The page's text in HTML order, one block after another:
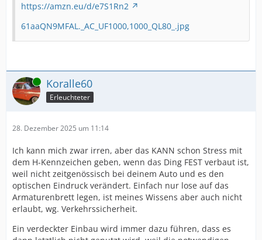
https://amzn.eu/d/e7S1Rn2
61aaQN9MFAL._AC_UF1000,1000_QL80_.jpg
Online Koralle60
Erleuchteter
28. Dezember 2025 um 11:14
Ich kann mich zwar irren, aber das KANN schon Stress mit
dem H-Kennzeichen geben, wenn das Ding FEST verbaut ist,
weil nicht zeitgenössisch bei deinem Auto und es den
optischen Eindruck verändert. Einfach nur lose auf das
Armaturenbrett legen, ist meines Wissens aber auch nicht
erlaubt, wg. Verkehrssicherheit.
Ein verdeckter Einbau wird immer dazu führen, dass es